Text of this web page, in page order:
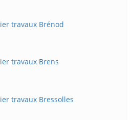
travaux Brénod
travaux Brens
travaux Bressolles